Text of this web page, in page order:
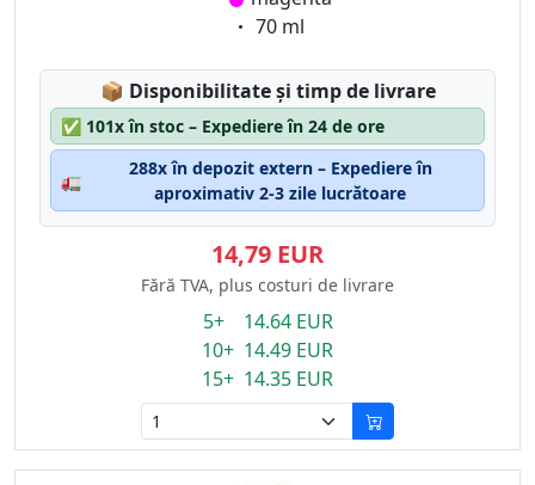
Eigenschaft:
70 ml
📦 Lagerstatus:
Disponibilitate și timp de livrare
✅ 101x în stoc – Expediere în 24 de ore
🚛
288x în depozit extern – Expediere în
aproximativ 2-3 zile lucrătoare
14,79 EUR
Fără TVA, plus costuri de livrare
5+ 14.64 EUR
10+ 14.49 EUR
15+ 14.35 EUR